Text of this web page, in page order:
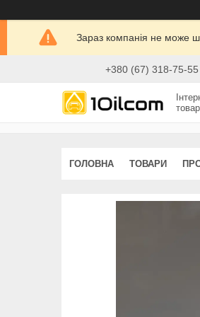
Зараз компанія не може
+380 (67) 318-75-55
ГОЛОВНА ТОВАРИ